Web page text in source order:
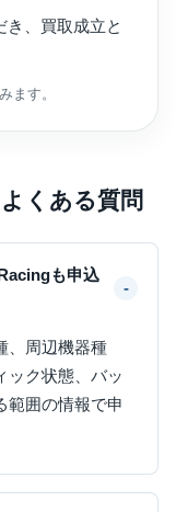
、買取成立と
ます。
くある質問
も申込
、周辺機器種
ック状態、バッ
範囲の情報で申